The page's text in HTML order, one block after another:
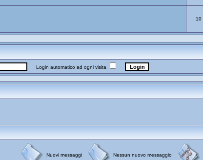
10
Login automatico ad ogni visita
Nuovi messaggi Nessun nuovo messaggio